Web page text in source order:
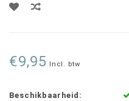
€9,95 Incl. btw
Beschikbaarheid: